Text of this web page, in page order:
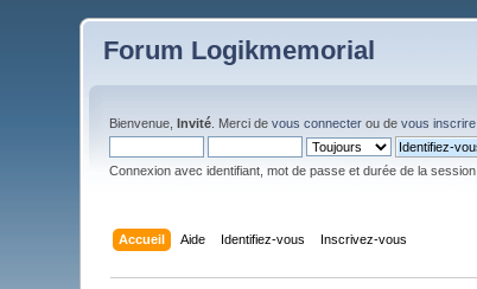
Forum Logikmemorial
Bienvenue,Invité . Merci devous connecter ou devous inscrire
Connexion avec identifiant, mot de passe et durée de la session
Accueil Aide Identifiez-vous Inscrivez-vous